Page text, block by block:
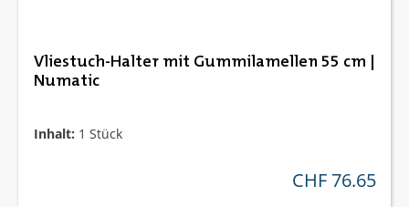
Vliestuch-Halter mit Gummilamellen 55 cm |
Numatic
Inhalt: 1 Stück
regulärer preis:
CHF 76.65